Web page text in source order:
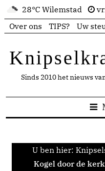
28°C Wilemstad
Over ons
TIPS? Uw
Sinds 2010 het nieuws
U ben hier:
Kogel door de